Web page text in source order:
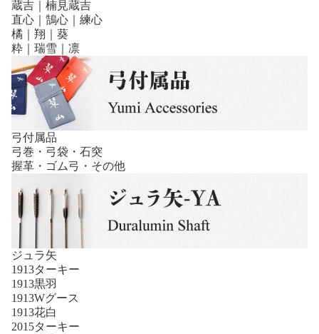
蔵吉｜楠見蔵吉
直心｜鵠心｜練心
橘｜翔｜葵
粋｜瑞雪｜凛
弓付属品
弓巻・弓袋・石突
握革・ゴム弓・その他
ジュラ矢
1913ターキー
1913黒羽
1913Wグース
1913花白
2015ターキー